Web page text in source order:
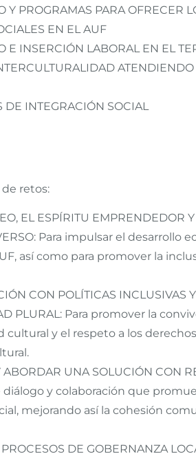
PROGRAMAS PARA OFRECER
EN EL AUF
E INSERCIÓN LABORAL EN EL
ATENDIENDO
INTEGRACIÓN SOCIAL
retos:
EL ESPÍRITU EMPRENDEDOR
Para impulsar el desarrollo
así como para promover la
CON POLÍTICAS INCLUSIVAS Y
PLURAL: Para promover la
y el respeto a los
UNA SOLUCIÓN CON
diálogo y colaboración que
mejorando así la cohesión
DE GOBERNANZA